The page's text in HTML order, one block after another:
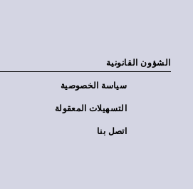
الشؤون القانونية
سياسة الخصوصية
التسهيلات المعقولة
اتصل بنا